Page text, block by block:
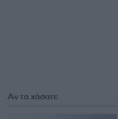
Αν τα χάσατε